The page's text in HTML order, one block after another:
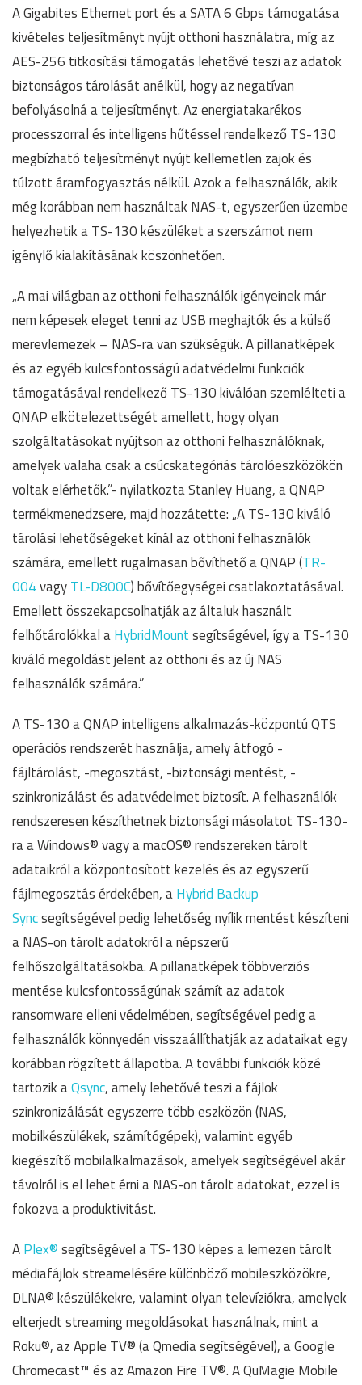
A Gigabites Ethernet port és a SATA 6 Gbps támogatása
kivételes teljesítményt nyújt otthoni használatra, míg az
AES-256 titkosítási támogatás lehetővé teszi az adatok
biztonságos tárolását anélkül, hogy az negatívan
befolyásolná a teljesítményt. Az energiatakarékos
processzorral és intelligens hűtéssel rendelkező TS-130
megbízható teljesítményt nyújt kellemetlen zajok és
túlzott áramfogyasztás nélkül. Azok a felhasználók, akik
még korábban nem használtak NAS-t, egyszerűen üzembe
helyezhetik a TS-130 készüléket a szerszámot nem
igénylő kialakításának köszönhetően.
„A mai világban az otthoni felhasználók igényeinek már
nem képesek eleget tenni az USB meghajtók és a külső
merevlemezek – NAS-ra van szükségük. A pillanatképek
és az egyéb kulcsfontosságú adatvédelmi funkciók
támogatásával rendelkező TS-130 kiválóan szemlélteti a
QNAP elkötelezettségét amellett, hogy olyan
szolgáltatásokat nyújtson az otthoni felhasználóknak,
amelyek valaha csak a csúcskategóriás tárolóeszközökön
voltak elérhetők.”- nyilatkozta Stanley Huang, a QNAP
termékmenedzsere, majd hozzátette: „A TS-130 kiváló
tárolási lehetőségeket kínál az otthoni felhasználók
számára, emellett rugalmasan bővíthető a QNAP (TR-
004vagyTL-D800C) bővítőegységei csatlakoztatásával.
Emellett összekapcsolhatják az általuk használt
felhőtárolókkal aHybridMountsegítségével, így a TS-130
kiváló megoldást jelent az otthoni és az új NAS
felhasználók számára.”
A TS-130 a QNAP intelligens alkalmazás-központú QTS
operációs rendszerét használja, amely átfogó -
fájltárolást, -megosztást, -biztonsági mentést, -
szinkronizálást és adatvédelmet biztosít. A felhasználók
rendszeresen készíthetnek biztonsági másolatot TS-130-
ra a Windows® vagy a macOS® rendszereken tárolt
adataikról a központosított kezelés és az egyszerű
fájlmegosztás érdekében, aHybrid Backup
Syncsegítségével pedig lehetőség nyílik mentést készíteni
a NAS-on tárolt adatokról a népszerű
felhőszolgáltatásokba. A pillanatképek többverziós
mentése kulcsfontosságúnak számít az adatok
ransomware elleni védelmében, segítségével pedig a
felhasználók könnyedén visszaállíthatják az adataikat egy
korábban rögzített állapotba. A további funkciók közé
tartozik aQsync, amely lehetővé teszi a fájlok
szinkronizálását egyszerre több eszközön (NAS,
mobilkészülékek, számítógépek), valamint egyéb
kiegészítő mobilalkalmazások, amelyek segítségével akár
távolról is el lehet érni a NAS-on tárolt adatokat, ezzel is
fokozva a produktivitást.
APlex®segítségével a TS-130 képes a lemezen tárolt
médiafájlok streamelésére különböző mobileszközökre,
DLNA® készülékekre, valamint olyan televíziókra, amelyek
elterjedt streaming megoldásokat használnak, mint a
Roku®, az Apple TV® (a Qmedia segítségével), a Google
Chromecast™ és az Amazon Fire TV®. A QuMagie Mobile